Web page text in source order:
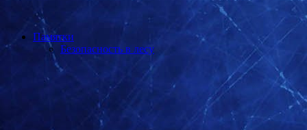
Памятки
Безопасность в лесу